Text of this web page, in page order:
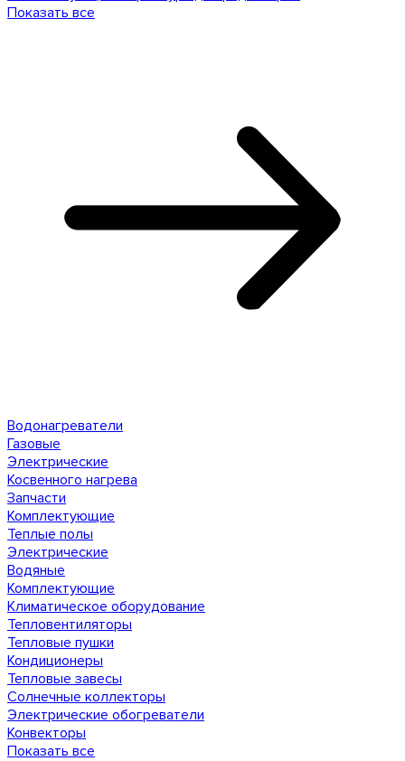
Показать все
Водонагреватели
Газовые
Электрические
Косвенного нагрева
Запчасти
Комплектующие
Теплые полы
Электрические
Водяные
Комплектующие
Климатическое оборудование
Тепловентиляторы
Тепловые пушки
Кондиционеры
Тепловые завесы
Солнечные коллекторы
Электрические обогреватели
Конвекторы
Показать все